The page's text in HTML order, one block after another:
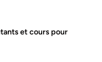
et cours pour